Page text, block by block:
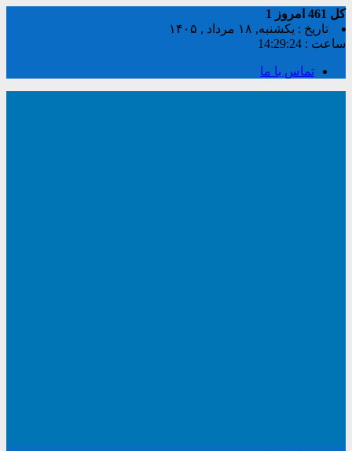
کل امروز
1
تاریخ : یکشنبه, ۱۸ مرداد , ۱۴۰۵
ساعت : 14:29:24
تماس با ما